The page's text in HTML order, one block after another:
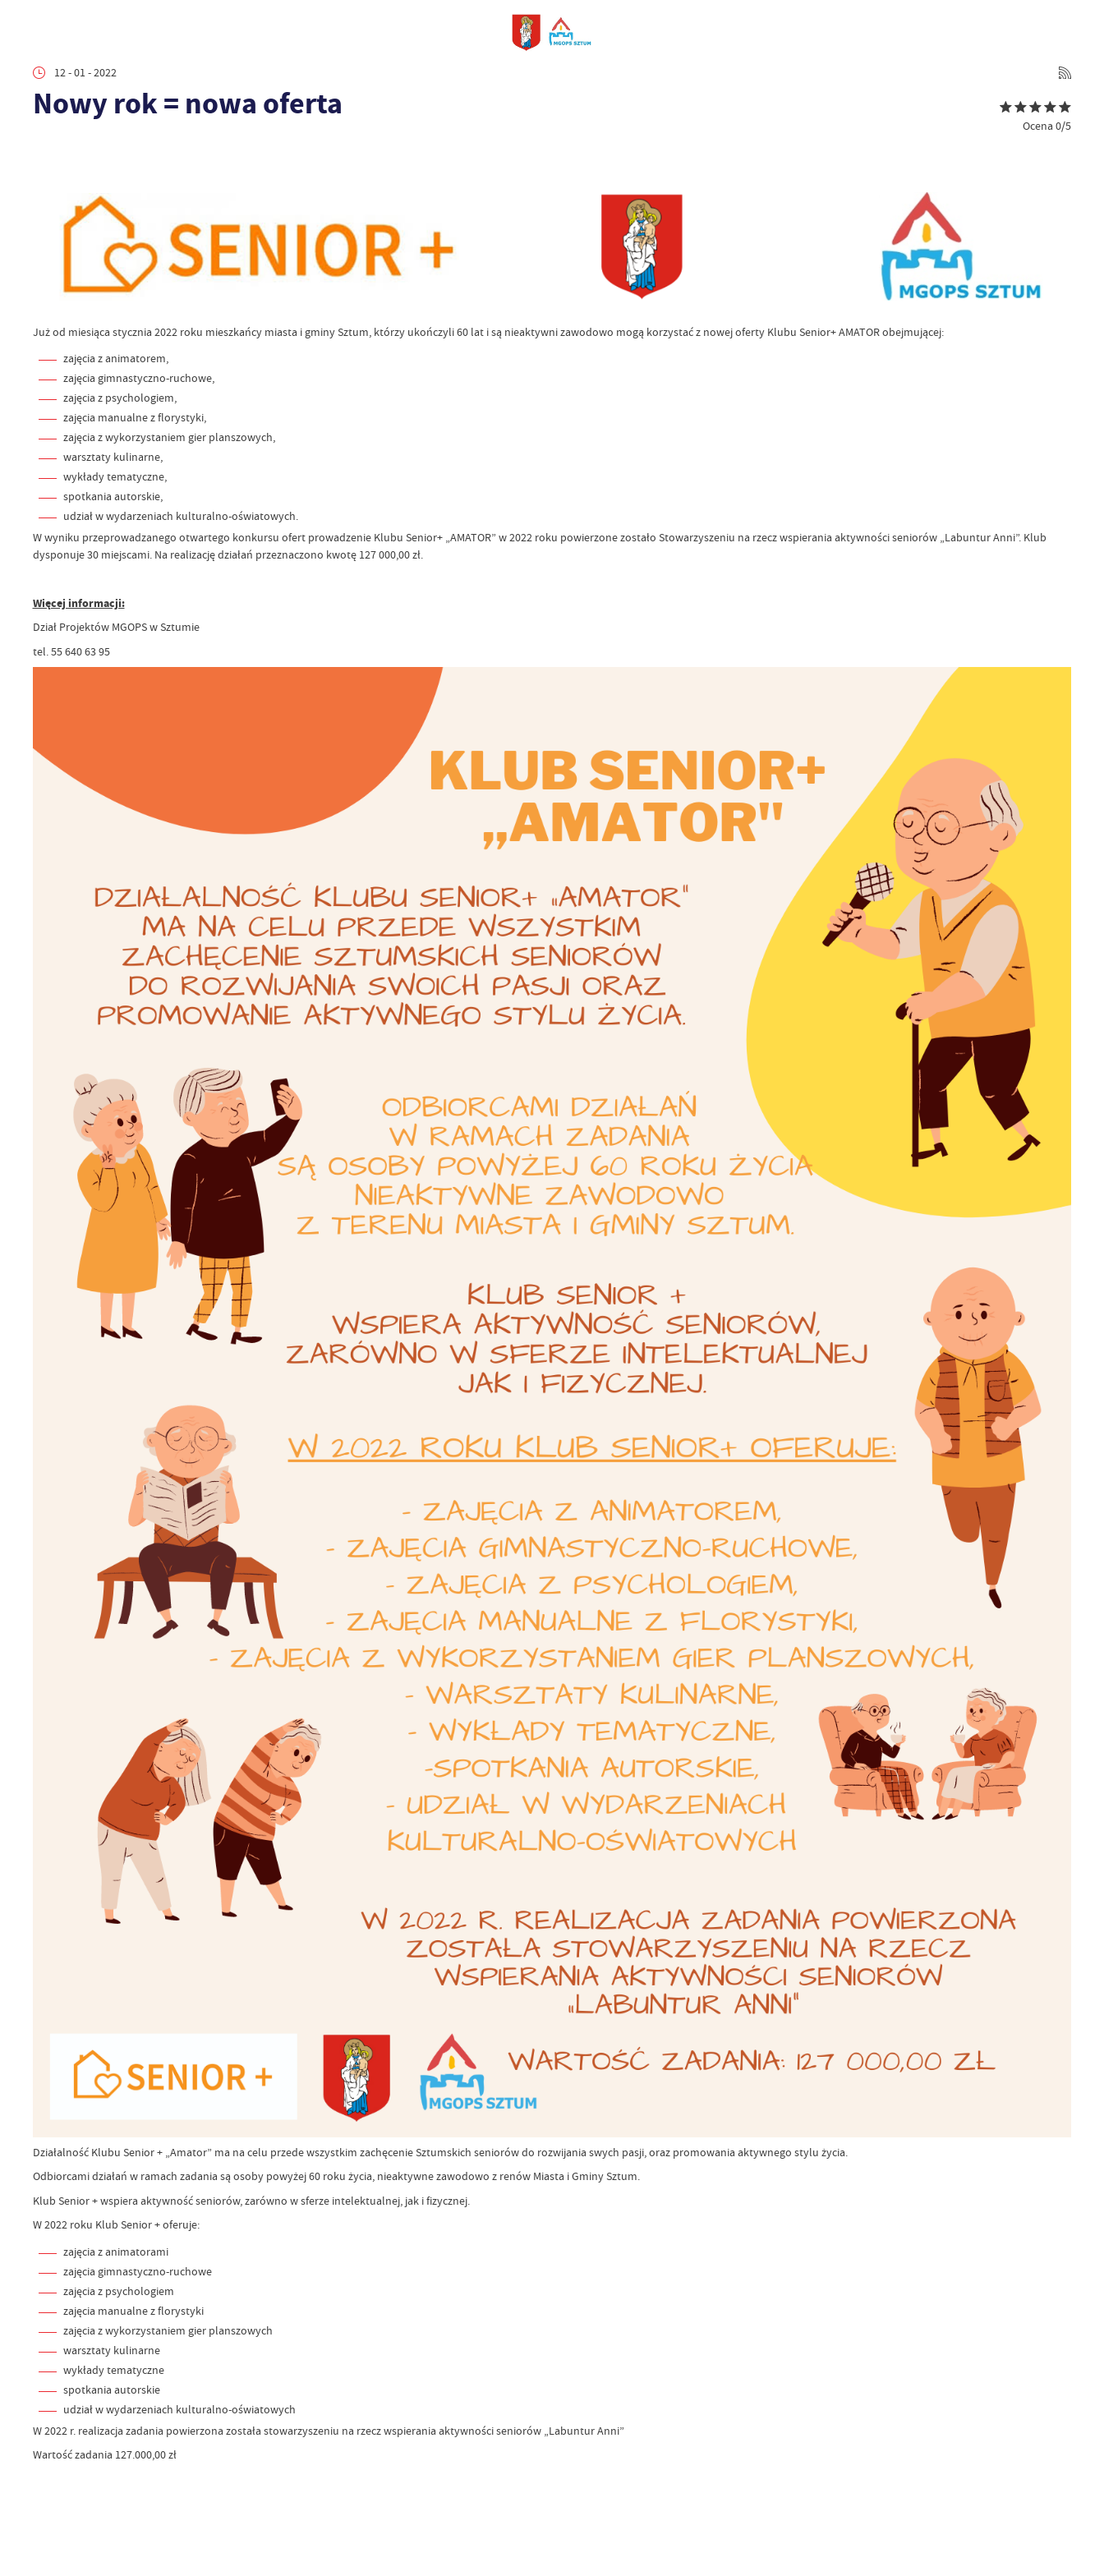
12 - 01 - 2022
Nowy rok = nowa oferta
Ocena 0/5
Już od miesiąca stycznia 2022 roku mieszkańcy miasta i gminy Sztum, którzy ukończyli 60 lat i są nieaktywni zawodowo mogą korzystać z nowej oferty Klubu Senior+ AMATOR obejmującej:
zajęcia z animatorem,
zajęcia gimnastyczno-ruchowe,
zajęcia z psychologiem,
zajęcia manualne z florystyki,
zajęcia z wykorzystaniem gier planszowych,
warsztaty kulinarne,
wykłady tematyczne,
spotkania autorskie,
udział w wydarzeniach kulturalno-oświatowych.
W wyniku przeprowadzanego otwartego konkursu ofert prowadzenie Klubu Senior+ „AMATOR” w 2022 roku powierzone zostało Stowarzyszeniu na rzecz wspierania aktywności seniorów „Labuntur Anni”. Klub
dysponuje 30 miejscami. Na realizację działań przeznaczono kwotę 127 000,00 zł.
Więcej informacji:
Dział Projektów MGOPS w Sztumie
tel. 55 640 63 95
Działalność Klubu Senior + „Amator” ma na celu przede wszystkim zachęcenie Sztumskich seniorów do rozwijania swych pasji, oraz promowania aktywnego stylu życia.
Odbiorcami działań w ramach zadania są osoby powyżej 60 roku życia, nieaktywne zawodowo z renów Miasta i Gminy Sztum.
Klub Senior + wspiera aktywność seniorów, zarówno w sferze intelektualnej, jak i fizycznej.
W 2022 roku Klub Senior + oferuje:
zajęcia z animatorami
zajęcia gimnastyczno-ruchowe
zajęcia z psychologiem
zajęcia manualne z florystyki
zajęcia z wykorzystaniem gier planszowych
warsztaty kulinarne
wykłady tematyczne
spotkania autorskie
udział w wydarzeniach kulturalno-oświatowych
W 2022 r. realizacja zadania powierzona została stowarzyszeniu na rzecz wspierania aktywności seniorów „Labuntur Anni”
Wartość zadania 127.000,00 zł